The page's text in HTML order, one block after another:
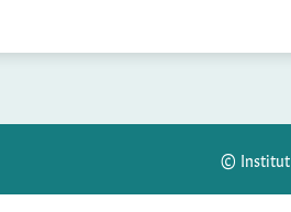
© Institut